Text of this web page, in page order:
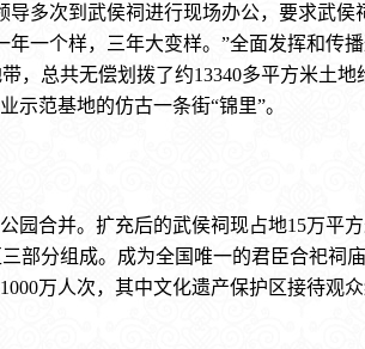
多次到武侯祠进行现场办公，要求武侯
一个样，三年大变样。”全面发挥和传
，总共无偿划拨了约13340多平方米土
示范基地的仿古一条街“锦里”。
园合并。扩充后的武侯祠现占地15万平
部分组成。成为全国唯一的君臣合祀祠
万人次，其中文化遗产保护区接待观